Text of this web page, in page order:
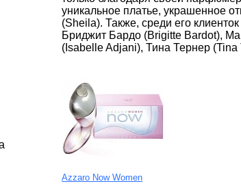
уникальное платье, украшенное
(Sheila). Также, среди его
Бриджит Бардо (Brigitte Bardot),
(Isabelle Adjani), Тина Тернер
Azzaro Now Women